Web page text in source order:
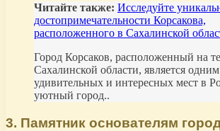
Читайте также: Исследуйте
достопримечательности Корсакова,
расположенного в Сахалинской
Город Корсаков, расположенный на
Сахалинской области, является
удивительных и интересных мест в
уютный город..
3. Памятник основателям